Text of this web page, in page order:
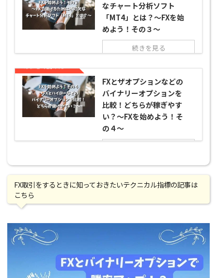
なチャート分析ソフト
「MT4」とは？～FXを始
めよう！その３～
続きを見る
FXとザオプションなどの
バイナリーオプションを
比較！どちらが稼ぎやす
い？～FXを始めよう！そ
の４～
FX取引をするときに知っておきたいテクニカル指標の記事は
こちら